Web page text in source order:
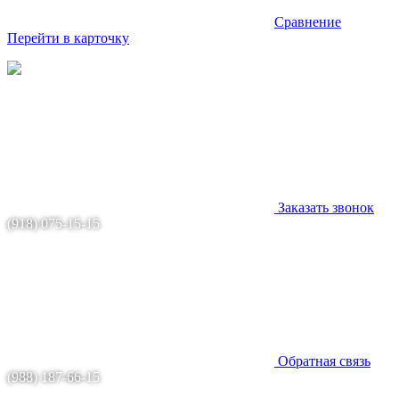
Сравнение
Перейти в карточку
Заказать звонок
(918) 075-15-15
Обратная связь
(988) 187-66-15